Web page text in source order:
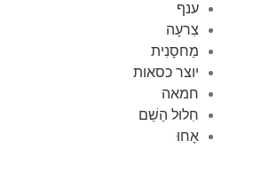
ענף
צִרעָה
מַחסָנִית
יוצר כסאות
חמאה
חִלוּל הַשֵׁם
אָחוּ